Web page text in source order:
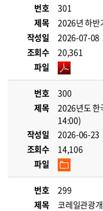
번호
301
제목
2026년 하반
작성일
2026-07-08
조회수
20,361
파일
번호
300
제목
2026년도 한
14:00)
작성일
2026-06-23
조회수
14,106
파일
번호
299
제목
코레일관광